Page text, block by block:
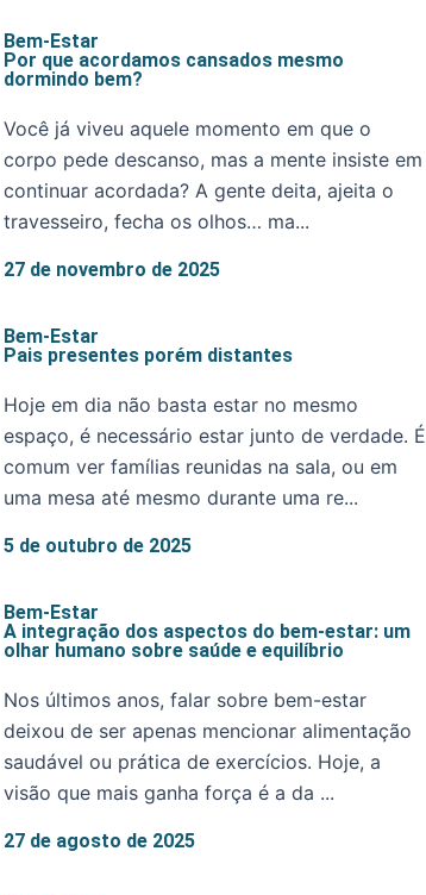
Bem-Estar
Por que acordamos cansados mesmo
dormindo bem?
Você já viveu aquele momento em que o
corpo pede descanso, mas a mente insiste em
continuar acordada? A gente deita, ajeita o
travesseiro, fecha os olhos… ma...
27 de novembro de 2025
Bem-Estar
Pais presentes porém distantes
Hoje em dia não basta estar no mesmo
espaço, é necessário estar junto de verdade. É
comum ver famílias reunidas na sala, ou em
uma mesa até mesmo durante uma re...
5 de outubro de 2025
Bem-Estar
A integração dos aspectos do bem-estar: um
olhar humano sobre saúde e equilíbrio
Nos últimos anos, falar sobre bem-estar
deixou de ser apenas mencionar alimentação
saudável ou prática de exercícios. Hoje, a
visão que mais ganha força é a da ...
27 de agosto de 2025